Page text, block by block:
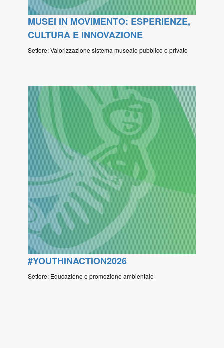
MUSEI IN MOVIMENTO: ESPERIENZE,
CULTURA E INNOVAZIONE
Settore: Valorizzazione sistema museale pubblico e privato
#YOUTHINACTION2026
Settore: Educazione e promozione ambientale